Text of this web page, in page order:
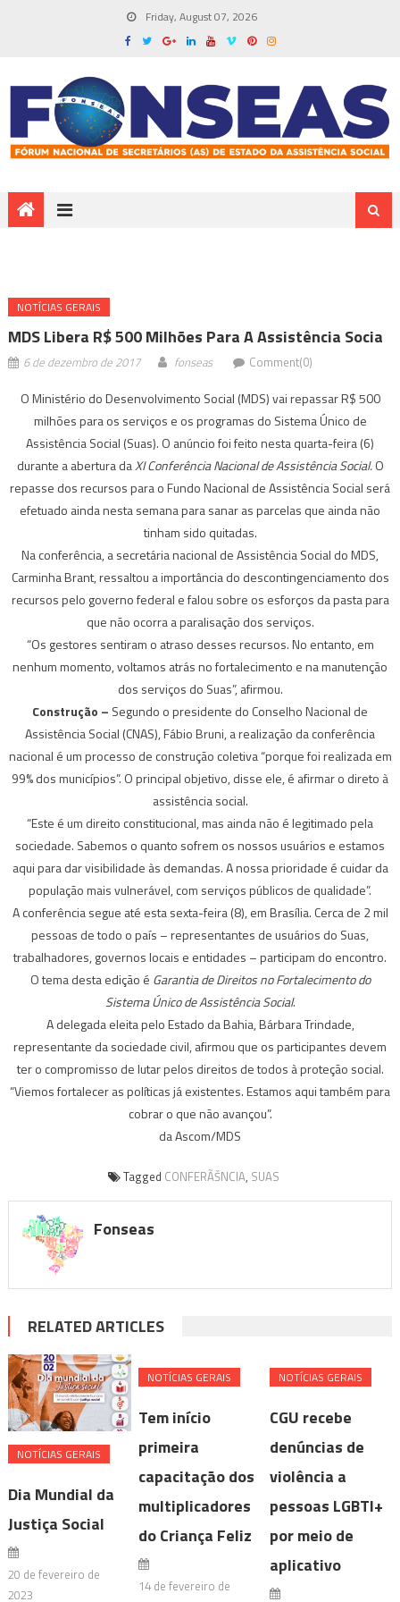
Friday, August 07, 2026
NOTÍ­CIAS GERAIS
MDS Libera R$ 500 Milhões Para A Assistência Socia
6 de dezembro de 2017 fonseas Comment(0)
O Ministério do Desenvolvimento Social (MDS) vai repassar R$ 500
milhões para os serviços e os programas do Sistema Único de
Assistência Social (Suas). O anúncio foi feito nesta quarta-feira (6)
durante a abertura daXI Conferência Nacional de Assistência Social.O
repasse dos recursos para o Fundo Nacional de Assistência Social será
efetuado ainda nesta semana para sanar as parcelas que ainda não
tinham sido quitadas.
Na conferência, a secretária nacional de Assistência Social do MDS,
Carminha Brant, ressaltou a importância do descontingenciamento dos
recursos pelo governo federal e falou sobre os esforços da pasta para
que não ocorra a paralisação dos serviços.
“Os gestores sentiram o atraso desses recursos. No entanto, em
nenhum momento, voltamos atrás no fortalecimento e na manutenção
dos serviços do Suas”, afirmou.
Construção – Segundo o presidente do Conselho Nacional de
Assistência Social (CNAS), Fábio Bruni, a realização da conferência
nacional é um processo de construção coletiva “porque foi realizada em
99% dos municípios”. O principal objetivo, disse ele, é afirmar o direto à
assistência social.
“Este é um direito constitucional, mas ainda não é legitimado pela
sociedade. Sabemos o quanto sofrem os nossos usuários e estamos
aqui para dar visibilidade às demandas. A nossa prioridade é cuidar da
população mais vulnerável, com serviços públicos de qualidade”.
A conferência segue até esta sexta-feira (8), em Brasília. Cerca de 2 mil
pessoas de todo o país – representantes de usuários do Suas,
trabalhadores, governos locais e entidades – participam do encontro.
O tema desta edição é Garantia de Direitos no Fortalecimento do
Sistema Único de Assistência Social.
A delegada eleita pelo Estado da Bahia, Bárbara Trindade,
representante da sociedade civil, afirmou que os participantes devem
ter o compromisso de lutar pelos direitos de todos à proteção social.
“Viemos fortalecer as políticas já existentes. Estamos aqui também para
cobrar o que não avançou”.
da Ascom/MDS
Tagged CONFERÃŠNCIA, SUAS
Fonseas
RELATED ARTICLES
NOTÍ­CIAS GERAIS
Dia Mundial da
Justiça Social
20 de fevereiro de
2023
NOTÍ­CIAS GERAIS
Tem início
primeira
capacitação dos
multiplicadores
do Criança Feliz
14 de fevereiro de
NOTÍ­CIAS GERAIS
CGU recebe
denúncias de
violência a
pessoas LGBTI+
por meio de
aplicativo